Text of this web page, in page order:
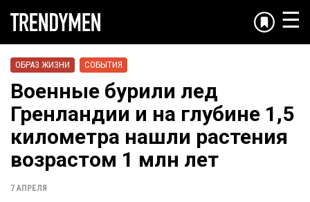
☰
ОБРАЗ ЖИЗНИ СОБЫТИЯ
Военные бурили лед
Гренландии и на глубине 1,5
километра нашли растения
возрастом 1 млн лет
7 АПРЕЛЯ